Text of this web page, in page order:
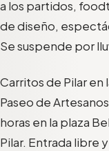
a los partidos,
de diseño,
Se suspende por
Carritos de Pilar
Paseo de
horas en la plaza
Pilar. Entrada libre